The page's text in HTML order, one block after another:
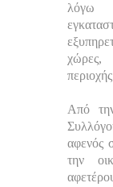
λόγω
χώρες,
Από
αφενός
την